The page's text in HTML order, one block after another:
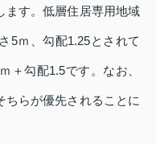
ます。低層住居専用地域
5ｍ、勾配1.25とされて
＋勾配1.5です。なお、
ちらが優先されることに